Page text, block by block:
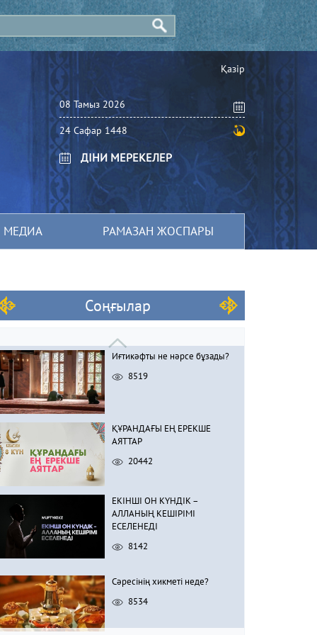
Қазір
08 Тамыз 2026
24 Сафар 1448
ДІНИ МЕРЕКЕЛЕР
МЕДИА РАМАЗАН ЖОСПАРЫ
Соңғылар
Иғтикәфты не нәрсе бұзады?
8519
ҚҰРАНДАҒЫ ЕҢ ЕРЕКШЕ
АЯТТАР
20442
ЕКІНШІ ОН КҮНДІК –
АЛЛАНЫҢ КЕШІРІМІ
ЕСЕЛЕНЕДІ
8142
Сәресінің хикметі неде?
8534